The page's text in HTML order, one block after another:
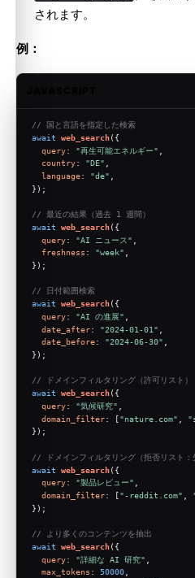
されます。
例：
// 国と言語を指定した検索
await web_search({
query: "再生可能エネルギー"
country: "DE"
language: "de"
});
// 最近の結果（過去 1 週間）
await web_search({
query: "AI ニュース"
freshness : "week"
});
// 日付範囲検索
await web_search({
query: "AI の進展"
date_after: "2024-01-01"
date_before: "2024-06-30"
});
// ドメインフィルタリング（許可リスト）
await web_search({
query: "気候研究"
domain_filter: ["nature.com"
});
// ドメインフィルタリング（拒否リスト
await web_search({
query: "製品レビュー"
domain_filter: ["-reddit.com"
});
// より多くのコンテンツを抽出
await web_search({
query: "詳細な AI 研究"
max_tokens : 50000